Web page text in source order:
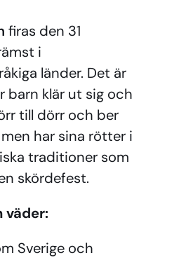
firas den 31
i
länder. Det är
barn klär ut sig och
till dörr och ber
har sina rötter i
traditioner som
skördefest.
väder:
Sverige och